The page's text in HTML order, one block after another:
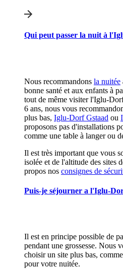
Qui peut passer la nuit à
Nous recommandons la nuitée
bonne santé et aux enfants à
tout de même visiter l'Iglu-
6 ans, nous vous
plus bas, Iglu-Dorf Gstaad ou
proposons pas d'installations
comme une table à langer ou
Il est très important que vous
isolée et de l'altitude des
propos nos consignes de
Puis-je séjourner a l'Iglu-
Il est en principe possible de
pendant une grossesse. Nous
choisir un site plus bas, comme
pour votre nuitée.